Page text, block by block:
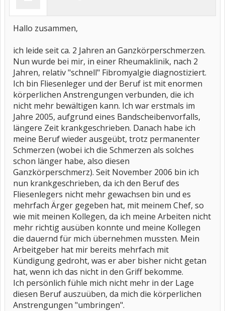
Hallo zusammen,
ich leide seit ca. 2 Jahren an Ganzkörperschmerzen.
Nun wurde bei mir, in einer Rheumaklinik, nach 2
Jahren, relativ "schnell" Fibromyalgie diagnostiziert.
Ich bin Fliesenleger und der Beruf ist mit enormen
körperlichen Anstrengungen verbunden, die ich
nicht mehr bewältigen kann. Ich war erstmals im
Jahre 2005, aufgrund eines Bandscheibenvorfalls,
längere Zeit krankgeschrieben. Danach habe ich
meine Beruf wieder ausgeübt, trotz permanenter
Schmerzen (wobei ich die Schmerzen als solches
schon länger habe, also diesen
Ganzkörperschmerz). Seit November 2006 bin ich
nun krankgeschrieben, da ich den Beruf des
Fliesenlegers nicht mehr gewachsen bin und es
mehrfach Ärger gegeben hat, mit meinem Chef, so
wie mit meinen Kollegen, da ich meine Arbeiten nicht
mehr richtig ausüben konnte und meine Kollegen
die dauernd für mich übernehmen mussten. Mein
Arbeitgeber hat mir bereits mehrfach mit
Kündigung gedroht, was er aber bisher nicht getan
hat, wenn ich das nicht in den Griff bekomme.
Ich persönlich fühle mich nicht mehr in der Lage
diesen Beruf auszuüben, da mich die körperlichen
Anstrengungen "umbringen".